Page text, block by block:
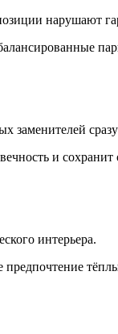
нарушают
и сохранит
интерьера.